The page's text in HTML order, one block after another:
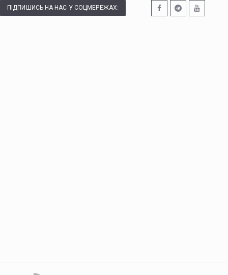
ПІДПИШИСЬ НА НАС У СОЦМЕРЕЖАХ: